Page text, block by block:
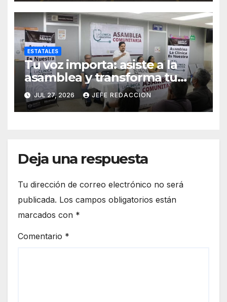
ESTATALES
Tu voz importa: asiste a la
asamblea y transforma tu
clínica del IMSS-Bienestar
JUL 27, 2026 JEFE REDACCION
Deja una respuesta
Tu dirección de correo electrónico no será
publicada. Los campos obligatorios están
marcados con *
Comentario *